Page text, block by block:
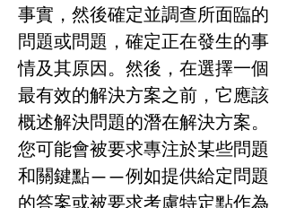
事實，然後確定並調查所面臨的
問題或問題，確定正在發生的事
情及其原因。然後，在選擇一個
最有效的解決方案之前，它應該
概述解決問題的潛在解決方案。
您可能會被要求專注於某些問題
和關鍵點——例如提供給定問題
的答案或被要求考慮特定點作為